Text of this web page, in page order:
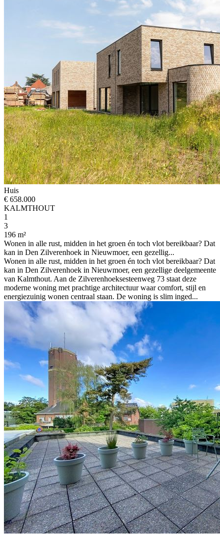
Huis
€ 658.000
KALMTHOUT
1
3
196 m²
Wonen in alle rust, midden in het groen én toch vlot bereikbaar? Dat
kan in Den Zilverenhoek in Nieuwmoer, een gezellig...
Wonen in alle rust, midden in het groen én toch vlot bereikbaar? Dat
kan in Den Zilverenhoek in Nieuwmoer, een gezellige deelgemeente
van Kalmthout. Aan de Zilverenhoeksesteenweg 73 staat deze
moderne woning met prachtige architectuur waar comfort, stijl en
energiezuinig wonen centraal staan. De woning is slim inged...